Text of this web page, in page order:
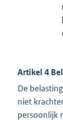
Artikel 4
De
niet
persoonlijk